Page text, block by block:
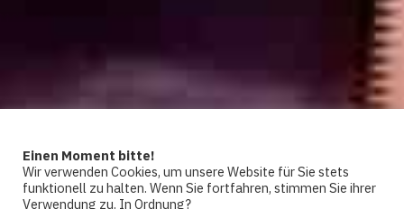
Einen Moment bitte!
Wir verwenden Cookies, um unsere Website für Sie stets
funktionell zu halten. Wenn Sie fortfahren, stimmen Sie ihrer
Verwendung zu. In Ordnung?